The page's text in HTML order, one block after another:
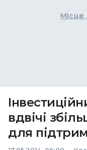
Місце
вдвічі
для